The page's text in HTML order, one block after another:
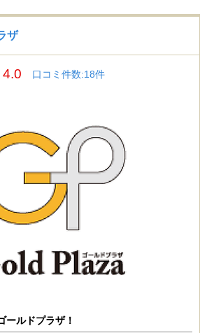
使っていたジュエリーがあったので、今回お小
しに使用と思い、初めて利用させていただきま
のお店は娘が利用していたので、以前から対応
業しているスタッフさんが好印象でした。
ん (20代)
5
にもらったジュエリーをまとめて買い取っても
した！全部で7つで25万にも！銀座店を利用しま
の店舗よりも高かったですよ。これはみんな利
く資金として、貰ったけど使っていなかったア
ー類を売りました。ひとつひとつ丁寧に査定し
ザ
4.0 口コミ件数:18件
ールドプラザ！